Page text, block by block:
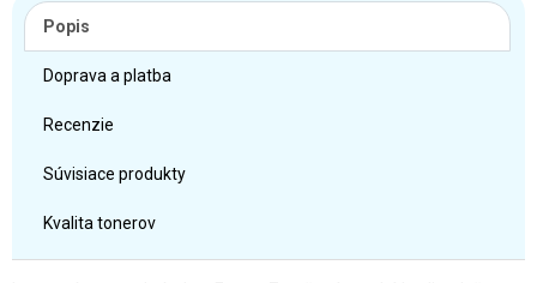
Popis
Doprava a platba
Recenzie
Súvisiace produkty
Kvalita tonerov